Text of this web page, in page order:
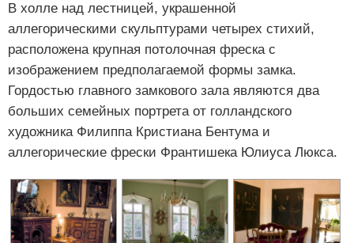
В холле над лестницей, украшенной
аллегорическими скульптурами четырех стихий,
расположена крупная потолочная фреска с
изображением предполагаемой формы замка.
Гордостью главного замкового зала являются два
больших семейных портрета от голландского
художника Филиппа Кристиана Бентума и
аллегорические фрески Франтишека Юлиуса Люкса.